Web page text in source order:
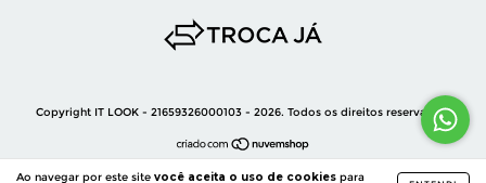
Ao navegar por este site você aceita o uso de cookies para
Copyright IT LOOK - 21659326000103 - 2026. Todos os direitos reservados.